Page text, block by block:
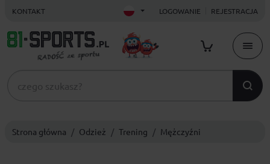
KONTAKT LOGOWANIE REJESTRACJA
Strona główna Odzież Trening Mężczyźni